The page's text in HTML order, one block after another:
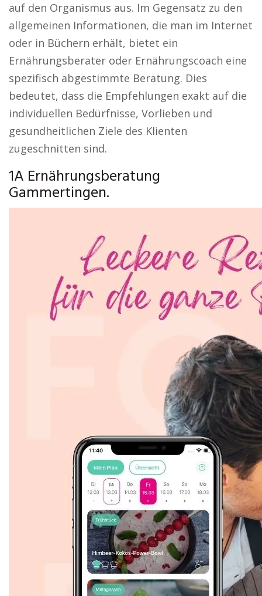
auf den Organismus aus. Im Gegensatz zu den
allgemeinen Informationen, die man im Internet
oder in Büchern erhält, bietet ein
Ernährungsberater oder Ernährungscoach eine
spezifisch abgestimmte Beratung. Dies
bedeutet, dass die Empfehlungen exakt auf die
individuellen Bedürfnisse, Vorlieben und
gesundheitlichen Ziele des Klienten
zugeschnitten sind.
1A Ernährungsberatung
Gammertingen.